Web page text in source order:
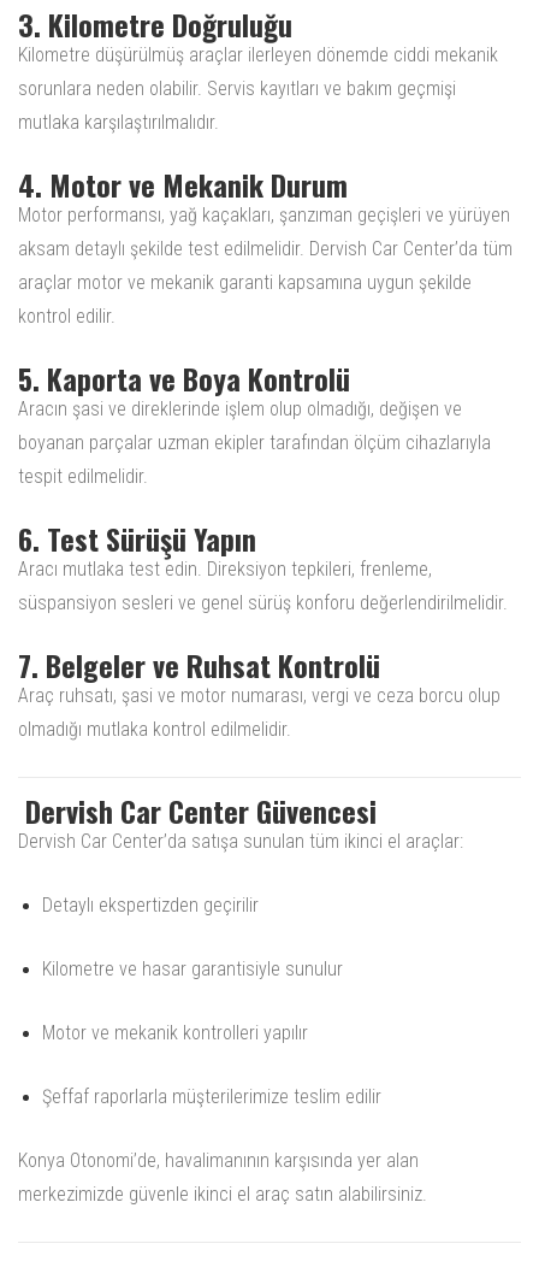
3. Kilometre Doğruluğu
Kilometre düşürülmüş araçlar ilerleyen dönemde ciddi mekanik
sorunlara neden olabilir. Servis kayıtları ve bakım geçmişi
mutlaka karşılaştırılmalıdır.
4. Motor ve Mekanik Durum
Motor performansı, yağ kaçakları, şanzıman geçişleri ve yürüyen
aksam detaylı şekilde test edilmelidir. Dervish Car Center’da tüm
araçlar motor ve mekanik garanti kapsamına uygun şekilde
kontrol edilir.
5. Kaporta ve Boya Kontrolü
Aracın şasi ve direklerinde işlem olup olmadığı, değişen ve
boyanan parçalar uzman ekipler tarafından ölçüm cihazlarıyla
tespit edilmelidir.
6. Test Sürüşü Yapın
Aracı mutlaka test edin. Direksiyon tepkileri, frenleme,
süspansiyon sesleri ve genel sürüş konforu değerlendirilmelidir.
7. Belgeler ve Ruhsat Kontrolü
Araç ruhsatı, şasi ve motor numarası, vergi ve ceza borcu olup
olmadığı mutlaka kontrol edilmelidir.
Dervish Car Center Güvencesi
Dervish Car Center’da satışa sunulan tüm ikinci el araçlar:
Detaylı ekspertizden geçirilir
Kilometre ve hasar garantisiyle sunulur
Motor ve mekanik kontrolleri yapılır
Şeffaf raporlarla müşterilerimize teslim edilir
Konya Otonomi’de, havalimanının karşısında yer alan
merkezimizde güvenle ikinci el araç satın alabilirsiniz.